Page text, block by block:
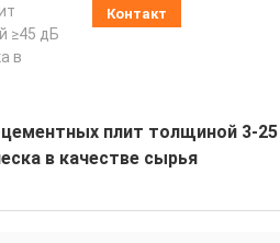
≥45 дБ
в
Контакт
плит толщиной 3-
в качестве сырья